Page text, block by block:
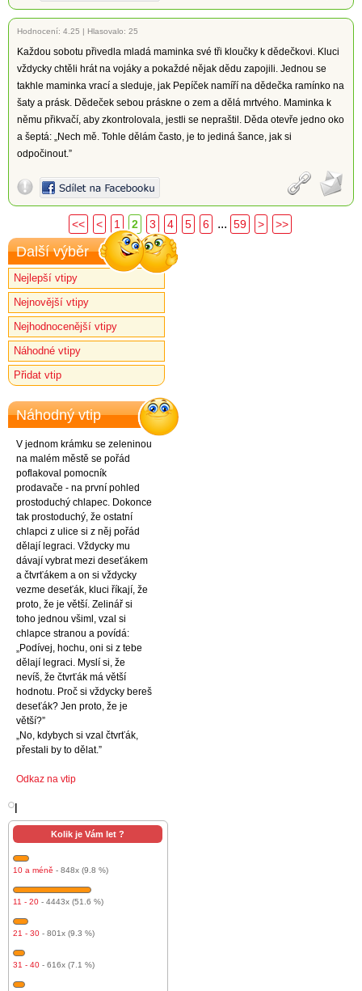
Hodnocení: 4.25 | Hlasovalo: 25
Každou sobotu přivedla mladá maminka své tři kloučky k dědečkovi. Kluci
vždycky chtěli hrát na vojáky a pokaždé nějak dědu zapojili. Jednou se
takhle maminka vrací a sleduje, jak Pepíček namíří na dědečka ramínko na
šaty a prásk. Dědeček sebou práskne o zem a dělá mrtvého. Maminka k
němu přikvačí, aby zkontrolovala, jestli se nepraštil. Děda otevře jedno oko
a šeptá: „Nech mě. Tohle dělám často, je to jediná šance, jak si
odpočinout.”
<< < 1 2 3 4 5 6 ... 59 > >>
Další výběr
Nejlepší vtipy
Nejnovější vtipy
Nejhodnocenější vtipy
Náhodné vtipy
Přidat vtip
Náhodný vtip
V jednom krámku se zeleninou
na malém městě se pořád
poflakoval pomocník
prodavače - na první pohled
prostoduchý chlapec. Dokonce
tak prostoduchý, že ostatní
chlapci z ulice si z něj pořád
dělají legraci. Vždycky mu
dávají vybrat mezi deseťákem
a čtvrťákem a on si vždycky
vezme deseťák, kluci říkají, že
proto, že je větší. Zelinář si
toho jednou všiml, vzal si
chlapce stranou a povídá:
„Podívej, hochu, oni si z tebe
dělají legraci. Myslí si, že
nevíš, že čtvrťák má větší
hodnotu. Proč si vždycky bereš
deseťák? Jen proto, že je
větší?”
„No, kdybych si vzal čtvrťák,
přestali by to dělat.”
Odkaz na vtip
Kolik je Vám let ?
10 a méně - 848x (9.8 %)
11 - 20 - 4443x (51.6 %)
21 - 30 - 801x (9.3 %)
31 - 40 - 616x (7.1 %)